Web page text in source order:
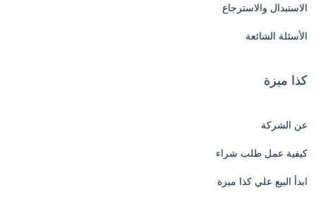
الاستبدال والاسترجاع
الأسئلة الشائعة
كذا ميزة
عن الشركة
كيفية عمل طلب شراء
ابدأ البيع علي كذا ميزة